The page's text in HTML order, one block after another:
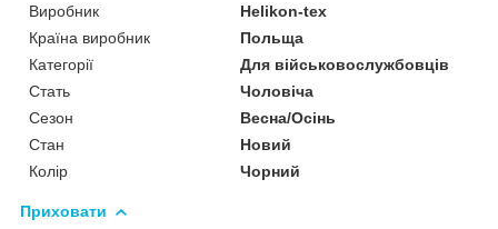
Виробник
Helikon-tex
Країна виробник
Польща
Категорії
Для військовослужбовців
Стать
Чоловіча
Сезон
Весна/Осінь
Стан
Новий
Колір
Чорний
Приховати